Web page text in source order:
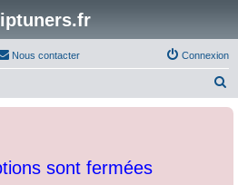
Nous contacter Connexion
sont fermées